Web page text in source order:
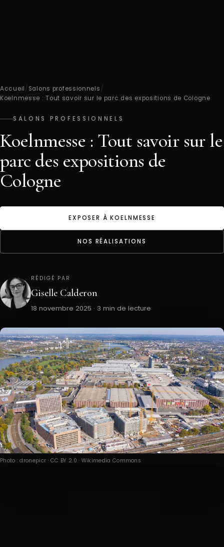
Accueil/ Salons professionnels/
Koelnmesse : Tout savoir sur le parc des expositions de Cologne
SALONS PROFESSIONNELS
Koelnmesse : Tout savoir sur le
parc des expositions de
Cologne
EXPOSER À KOELNMESSE
NOS RÉALISATIONS
RÉDIGÉ PAR
Giselle Calderon
18 novembre 2025 · 3 min de lecture
Photo : dronepicr · CC BY 2.0 · Wikimedia Commons